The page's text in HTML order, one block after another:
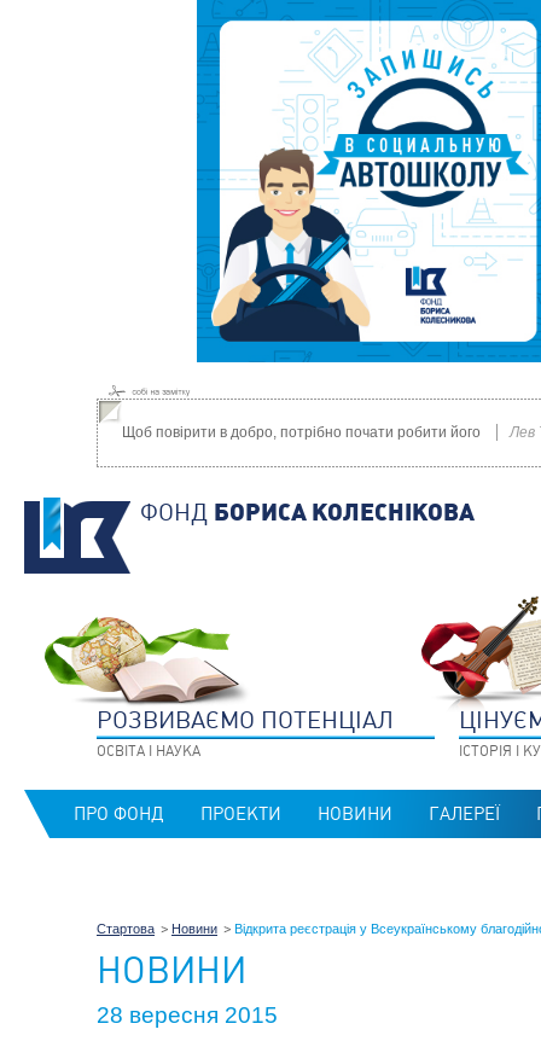
Щоб повірити в добро, потрібно почати робити його Лев
ФОНД БОРИСА КОЛЕСНIКОВА
РОЗВИВАЄМО ПОТЕНЦIАЛ
ОСВIТА I НАУКА IСТОРIЯ I
ПРО ФОНД ПРОЕКТИ НОВИНИ ГАЛЕРЕЇ
Стартова Новини Відкрита реєстрація у Всеукраїнському
НОВИНИ
28 вересня 2015